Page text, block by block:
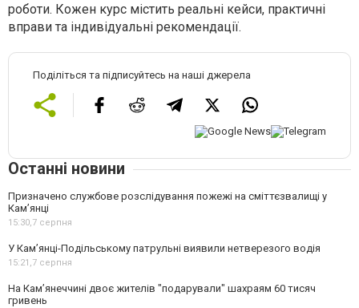
роботи. Кожен курс містить реальні кейси, практичні
вправи та індивідуальні рекомендації.
Поділіться та підписуйтесь на наші джерела
Останні новини
Призначено службове розслідування пожежі на сміттєзвалищі у
Кам’янці
15:30,7 серпня
У Кам’янці-Подільському патрульні виявили нетверезого водія
15:21,7 серпня
На Камʼянеччині двоє жителів "подарували" шахраям 60 тисяч
гривень